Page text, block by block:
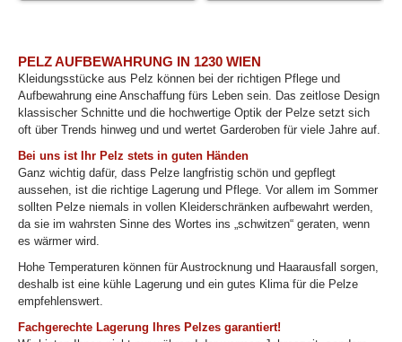
PELZ AUFBEWAHRUNG IN 1230 WIEN
Kleidungsstücke aus Pelz können bei der richtigen Pflege und
Aufbewahrung eine Anschaffung fürs Leben sein. Das zeitlose Design
klassischer Schnitte und die hochwertige Optik der Pelze setzt sich
oft über Trends hinweg und und wertet Garderoben für viele Jahre auf.
Bei uns ist Ihr Pelz stets in guten Händen
Ganz wichtig dafür, dass Pelze langfristig schön und gepflegt
aussehen, ist die richtige Lagerung und Pflege. Vor allem im Sommer
sollten Pelze niemals in vollen Kleiderschränken aufbewahrt werden,
da sie im wahrsten Sinne des Wortes ins „schwitzen“ geraten, wenn
es wärmer wird.
Hohe Temperaturen können für Austrocknung und Haarausfall sorgen,
deshalb ist eine kühle Lagerung und ein gutes Klima für die Pelze
empfehlenswert.
Fachgerechte Lagerung Ihres Pelzes garantiert!